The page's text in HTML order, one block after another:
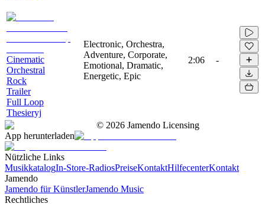
Cinematic
Orchestral
Rock
Trailer
Full Loop
Thesieryj
Electronic, Orchestra,
Adventure, Corporate,
Emotional, Dramatic,
Energetic, Epic
2:06 -
© 2026 Jamendo Licensing
App herunterladen
Nützliche Links
MusikkatalogIn-Store-RadiosPreiseKontaktHilfecenterKontakt
Jamendo
Jamendo für KünstlerJamendo Music
Rechtliches